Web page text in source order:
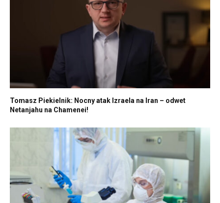
Tomasz Piekielnik: Nocny atak Izraela na Iran – odwet
Netanjahu na Chamenei!